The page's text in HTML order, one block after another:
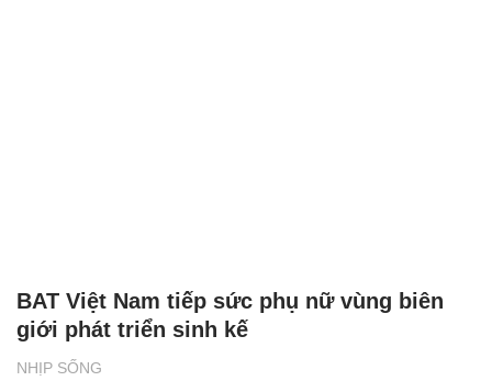
NHỊP SỐNG
BAT Việt Nam tiếp sức phụ nữ vùng biên
giới phát triển sinh kế